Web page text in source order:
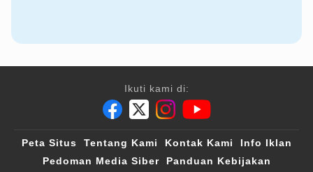
Ikuti kami di:
Peta Situs Tentang Kami Kontak Kami
Info Iklan
Pedoman Media Siber
Panduan Kebijakan